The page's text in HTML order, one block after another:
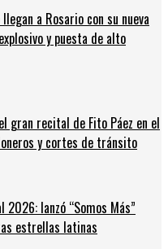
a Rosario con su nueva
y puesta de alto
gran recital de Fito Páez en el
y cortes de tránsito
lanzó “Somos Más”
estrellas latinas